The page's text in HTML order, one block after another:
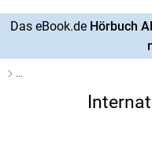
Das eBook.de Hörbuch
…